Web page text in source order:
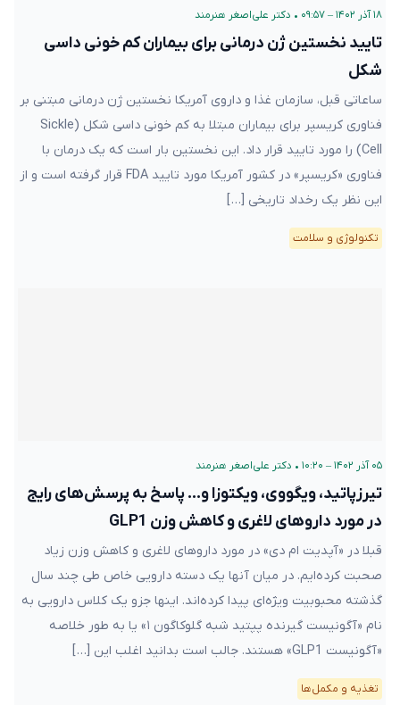
۱۸ آذر ۱۴۰۲ – ۰۹:۵۷ • دکتر علی‌اصغر هنرمند
تایید نخستین ژن درمانی برای بیماران کم خونی داسی
شکل
ساعاتی قبل، سازمان غذا و داروی آمریکا نخستین ژن درمانی مبتنی بر
فناوری کریسپر برای بیماران مبتلا به کم خونی داسی شکل (Sickle
Cell) را مورد تایید قرار داد. این نخستین بار است که یک درمان با
فناوری «کریسپر» در کشور آمریکا مورد تایید FDA قرار گرفته است و از
این نظر یک رخداد تاریخی […]
تکنولوژی و سلامت
۰۵ آذر ۱۴۰۲ – ۱۰:۲۰ • دکتر علی‌اصغر هنرمند
تیرزپاتید، ویگووی، ویکتوزا و… پاسخ به پرسش‌های رایج
در مورد داروهای لاغری و کاهش وزن GLP1
قبلا در «آپدیت ام دی» در مورد داروهای لاغری و کاهش وزن زیاد
صحبت کرده‌ایم. در میان آنها یک دسته دارویی خاص طی چند سال
گذشته محبوبیت ویژه‌ای پیدا کرده‌اند. اینها جزو یک کلاس دارویی به
نام «آگونیست گیرنده پپتید شبه گلوکاگون ۱» یا به طور خلاصه
«آگونیست GLP1» هستند. جالب است بدانید اغلب این […]
تغذیه و مکمل‌ها